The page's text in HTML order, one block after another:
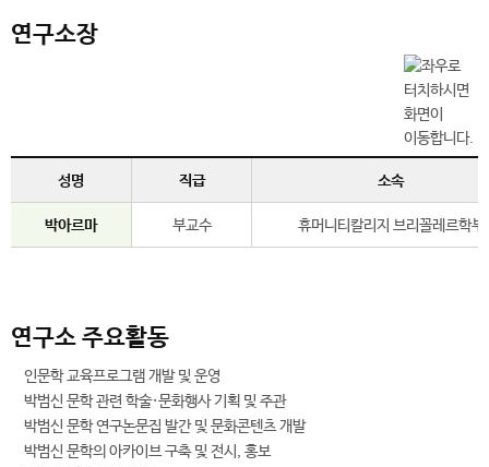
연구소장
성명 직급 소속
박아르마 부교수 휴머니티칼리지 브리꼴레르학부
연구소 주요활동
인문학 교육프로그램 개발 및 운영
박범신 문학 관련 학술·문화행사 기획 및 주관
박범신 문학 연구논문집 발간 및 문화콘텐츠 개발
박범신 문학의 아카이브 구축 및 전시, 홍보